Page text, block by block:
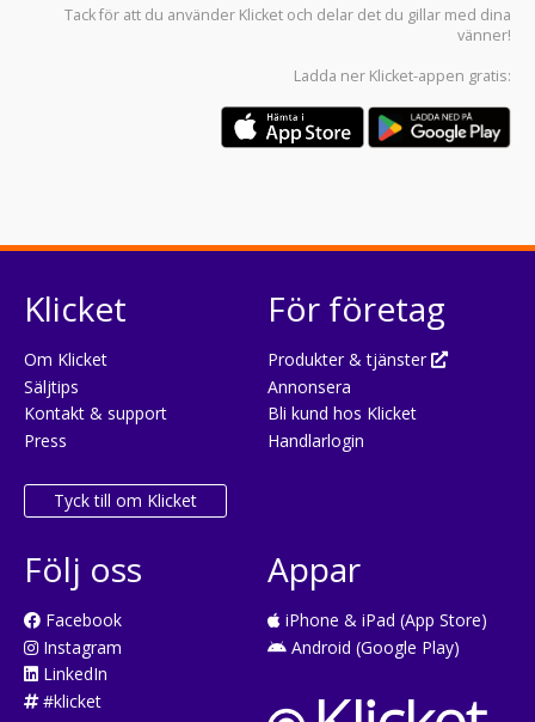
Tack för att du använder Klicket och delar det du gillar med dina
vänner!
Ladda ner Klicket-appen gratis:
Klicket
Om Klicket
Säljtips
Kontakt & support
Press
Tyck till om Klicket
För företag
Produkter & tjänster
Annonsera
Bli kund hos Klicket
Handlarlogin
Följ oss
Facebook
Instagram
LinkedIn
#klicket
Appar
iPhone & iPad (App Store)
Android (Google Play)